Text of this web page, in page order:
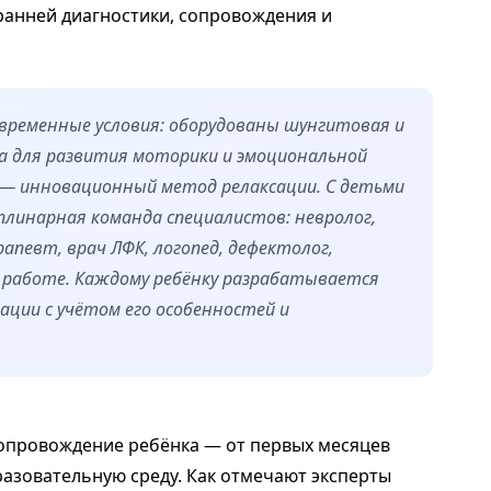
диагностики, сопровождения и
условия: оборудованы шунгитовая и
развития моторики и эмоциональной
инновационный метод релаксации. С детьми
команда специалистов: невролог,
врач ЛФК, логопед, дефектолог,
Каждому ребёнку разрабатывается
с учётом его особенностей и
ребёнка — от первых месяцев
среду. Как отмечают эксперты